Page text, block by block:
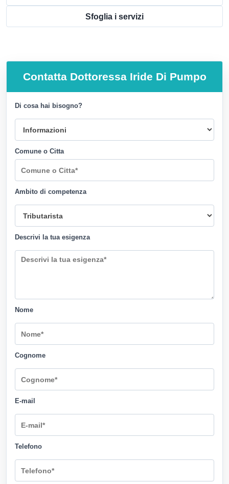
Sfoglia i servizi
Contatta Dottoressa Iride Di Pumpo
Di cosa hai bisogno?
Comune o Citta
Ambito di competenza
Descrivi la tua esigenza
Nome
Cognome
E-mail
Telefono